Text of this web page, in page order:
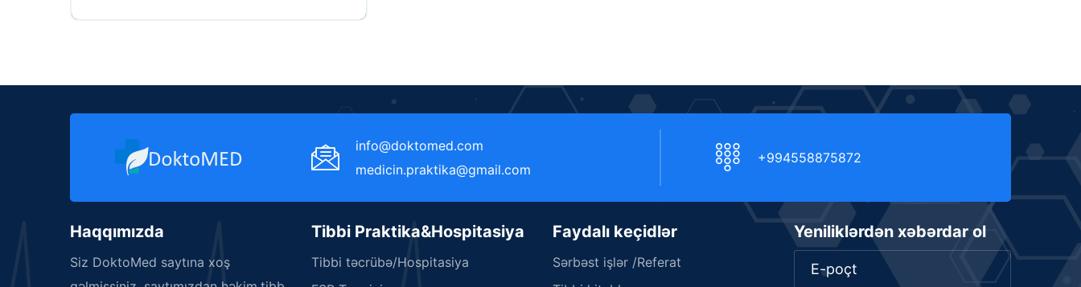
info@doktomed.com
medicin.praktika@gmail.com
+994558875872
Haqqımızda
Siz DoktoMed saytına xoş
Tibbi Praktika&Hospitasiya
Tibbi təcrübə/Hospitasiya
Faydalı keçidlər
Sərbəst işlər /Referat
Yeniliklərdən xəbərdar ol